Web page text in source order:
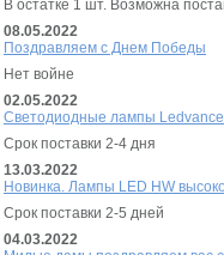
В остатке 1 шт. Возможна
08.05.2022
Поздравляем с Днем Победы
Нет войне
02.05.2022
Светодиодные лампы
Срок поставки 2-4 дня
13.03.2022
Новинка. Лампы LED HW
Срок поставки 2-5 дней
04.03.2022